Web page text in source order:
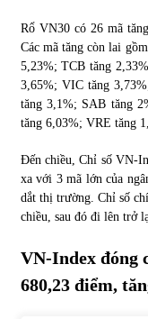
S&P
Phân
vốn
Rổ VN30 có 26 mã
Các mã tăng còn lai
5,23%; TCB tăng
3,65%; VIC tăng
tăng 3,1%; SAB tăng
tăng 6,03%; VRE tăng
Đến chiều, Chỉ số VN-
xa với 3 mã lớn của
dắt thị trường. Chỉ số
chiều, sau đó đi lên trở
VN-Index đóng
680,23 điểm,